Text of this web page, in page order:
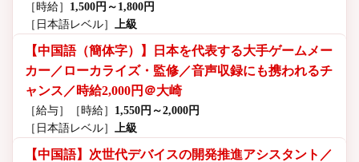
［時給］ 1,500円～1,800円
［日本語レベル］ 上級
【中国語（簡体字）】日本を代表する大手ゲームメー
カー／ローカライズ・監修／音声収録にも携われるチ
ャンス／時給2,000円＠大崎
［給与］ ［時給］ 1,550円～2,000円
［日本語レベル］
上級
【中国語】次世代デバイスの開発推進アシスタント／